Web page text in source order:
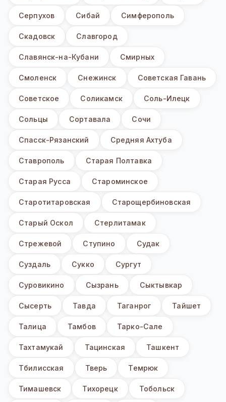
Серпухов Сибай Симферополь
Скадовск Славгород
Славянск-на-Кубани Смирных
Смоленск Снежинск Советская Гавань
Советское Соликамск Соль-Илецк
Сольцы Сортавала Сочи
Спасск-Рязанский Средняя Ахтуба
Ставрополь Старая Полтавка
Старая Русса Староминское
Старотитаровская Старощербиновская
Старый Оскол Стерлитамак
Стрежевой Ступино Судак
Суздаль Сукко Сургут
Суровикино Сызрань Сыктывкар
Сысерть Тавда Таганрог Тайшет
Талица Тамбов Тарко-Сале
Тахтамукай Тацинская Ташкент
Тбилисская Тверь Темрюк
Тимашевск Тихорецк Тобольск